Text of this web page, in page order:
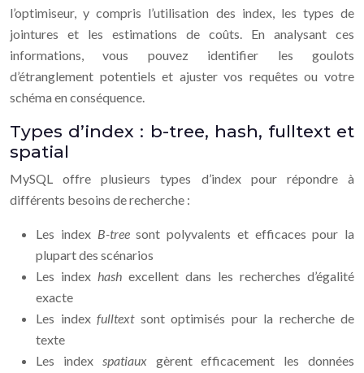
l’optimiseur, y compris l’utilisation des index, les types de
jointures et les estimations de coûts. En analysant ces
informations, vous pouvez identifier les goulots
d’étranglement potentiels et ajuster vos requêtes ou votre
schéma en conséquence.
Types d’index : b-tree, hash, fulltext et
spatial
MySQL offre plusieurs types d’index pour répondre à
différents besoins de recherche :
Les index B-treesont polyvalents et efficaces pour la
plupart des scénarios
Les index hash excellent dans les recherches d’égalité
exacte
Les index fulltext sont optimisés pour la recherche de
texte
Les index spatiaux gèrent efficacement les données